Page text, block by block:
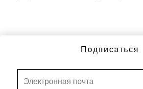
1. Мы все рождены свободными и равными
4. Рабство запрещено
Подписаться